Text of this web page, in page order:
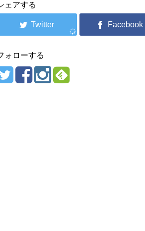
ェアする
ォローする